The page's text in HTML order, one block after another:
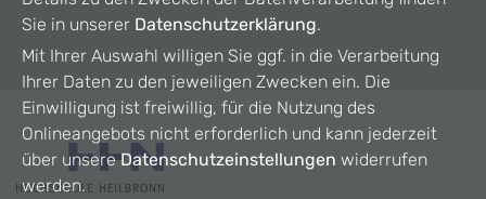
Sie in unserer Datenschutzerklärung.
Mit Ihrer Auswahl willigen Sie ggf. in die Verarbeitung
Ihrer Daten zu den jeweiligen Zwecken ein. Die
Einwilligung ist freiwillig, für die Nutzung des
Onlineangebots nicht erforderlich und kann jederzeit
über unsereDatenschutzeinstellungen widerrufen
werden.